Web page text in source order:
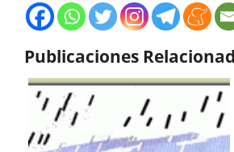
Publicaciones